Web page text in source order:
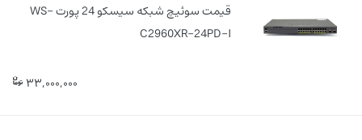
قیمت سوئیچ شبکه سیسکو 24 پورت WS-
C2960XR-24PD-I
33,000,000